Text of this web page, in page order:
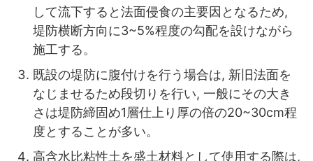
して流下すると法面侵食の主要因となるため,
堤防横断方向に3~5%程度の勾配を設けながら
施工する。
既設の堤防に腹付けを行う場合は, 新旧法面を
なじませるため段切りを行い, 一般にその大き
さは堤防締固め1層仕上り厚の倍の20~30cm程
度とすることが多い。
高含水比粘性土を盛土材料として使用する際は,